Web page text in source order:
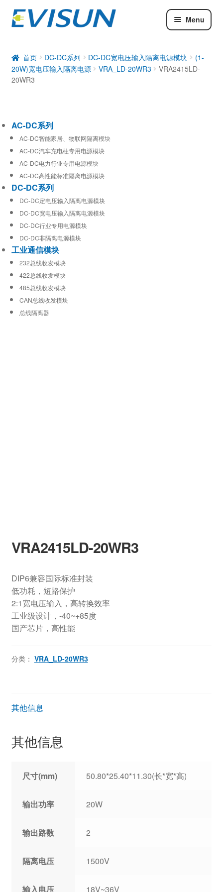
Menu
DC-DC系列
工业通信模块
首页 DC-DC系列 DC-DC宽电压输入隔离电源模块
(1-
20W)宽电压输入隔离电源
VRA_LD-20WR3
VRA2415LD-
20WR3
VRA2415LD-20WR3
DIP6兼容国际标准封装
低功耗，短路保护
2:1宽电压输入，高转换效率
工业级设计，-40~+85度
国产芯片，高性能
分类： VRA_LD-20WR3
其他信息
其他信息
尺寸(mm) 50.80*25.40*11.30(长*宽*高)
输出功率 20W
输出路数 2
隔离电压 1500V
输入电压 18V~36V
AC-DC系列
AC-DC智能家居、物联网隔离模块
AC-DC汽车充电柱专用电源模块
AC-DC电力行业专用电源模块
AC-DC高性能标准隔离电源模块
DC-DC系列
DC-DC定电压输入隔离电源模块
DC-DC宽电压输入隔离电源模块
DC-DC行业专用电源模块
DC-DC非隔离电源模块
工业通信模块
232总线收发模块
422总线收发模块
485总线收发模块
CAN总线收发模块
总线隔离器